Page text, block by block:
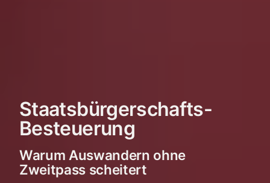
Staatsbürgerschafts-
Besteuerung
Warum Auswandern ohne
Zweitpass scheitert